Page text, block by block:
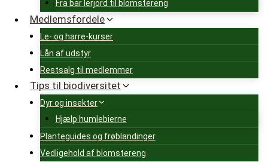
Fra bar lerjord til blomstereng
Medlemsfordele
Le- og harre-kurser
Lån af udstyr
Restsalg til medlemmer
Tips til biodiversitet
Dyr og insekter
Hjælp humlebierne
Planteguides og frøblandinger
Vedligehold af blomstereng